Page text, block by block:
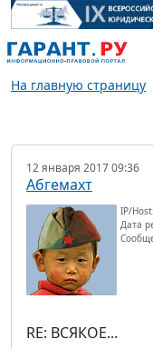
На главную страницу
12 января 2017 09:36
Абгемахт
IP/
Дата
RE: ВСЯКОЕ...